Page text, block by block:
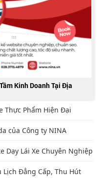
Kinh Doanh Tại Địa
Thực Phẩm Hiện Đại
của Công ty NINA
Dạy Lái Xe Chuyên Nghiệp
Lịch Đẳng Cấp, Thu Hút